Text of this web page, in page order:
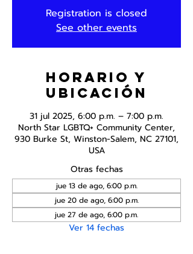
Registration is closed
See other events
Horario y
ubicación
31 jul 2025, 6:00 p.m. – 7:00 p.m.
North Star LGBTQ+ Community Center,
930 Burke St, Winston-Salem, NC 27101,
USA
Otras fechas
jue 13 de ago, 6:00 p.m.
jue 20 de ago, 6:00 p.m.
jue 27 de ago, 6:00 p.m.
Ver 14 fechas